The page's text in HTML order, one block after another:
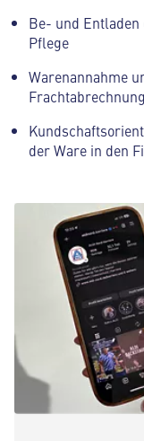
Be- und
Pflege
Warenannahme
Frachtabrechnung
der Ware in den